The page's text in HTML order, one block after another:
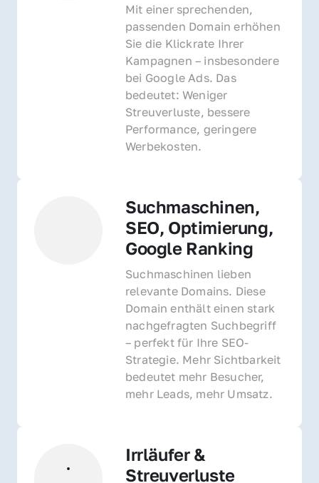
Mit einer sprechenden,
passenden Domain erhöhen
Sie die Klickrate Ihrer
Kampagnen – insbesondere
bei Google Ads. Das
bedeutet: Weniger
Streuverluste, bessere
Performance, geringere
Werbekosten.
Suchmaschinen,
SEO, Optimierung,
Google Ranking
Suchmaschinen lieben
relevante Domains. Diese
Domain enthält einen stark
nachgefragten Suchbegriff
– perfekt für Ihre SEO-
Strategie. Mehr Sichtbarkeit
bedeutet mehr Besucher,
mehr Leads, mehr Umsatz.
Irrläufer &
Streuverluste